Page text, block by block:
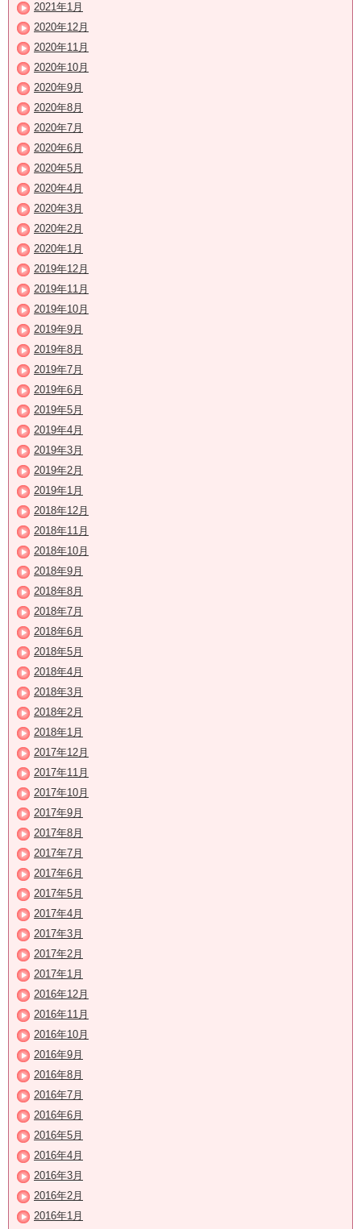
2021年1月
2020年12月
2020年11月
2020年10月
2020年9月
2020年8月
2020年7月
2020年6月
2020年5月
2020年4月
2020年3月
2020年2月
2020年1月
2019年12月
2019年11月
2019年10月
2019年9月
2019年8月
2019年7月
2019年6月
2019年5月
2019年4月
2019年3月
2019年2月
2019年1月
2018年12月
2018年11月
2018年10月
2018年9月
2018年8月
2018年7月
2018年6月
2018年5月
2018年4月
2018年3月
2018年2月
2018年1月
2017年12月
2017年11月
2017年10月
2017年9月
2017年8月
2017年7月
2017年6月
2017年5月
2017年4月
2017年3月
2017年2月
2017年1月
2016年12月
2016年11月
2016年10月
2016年9月
2016年8月
2016年7月
2016年6月
2016年5月
2016年4月
2016年3月
2016年2月
2016年1月